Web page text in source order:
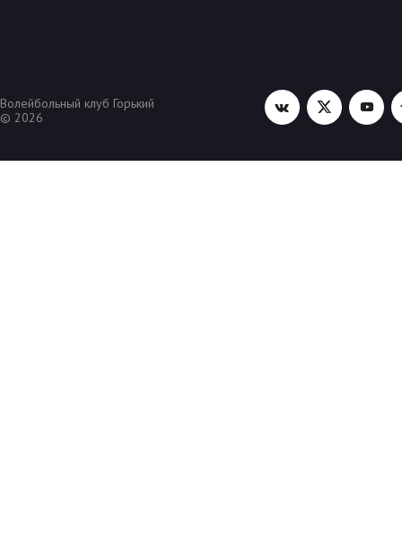
Волейбольный клуб Горький
© 2026